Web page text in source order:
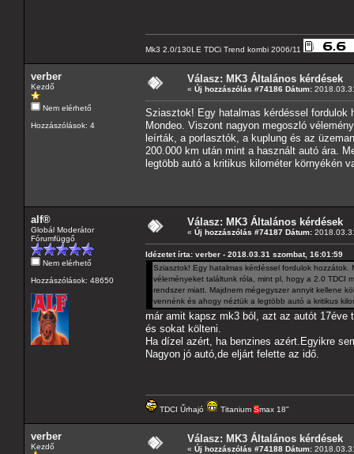
Mk3 2.0/130LE TDCi Trend kombi 2006/11
verber
Kezdő
Nem elérhető
Hozzászólások: 4
Válasz: MK3 Általános kérdések
« Új hozzászólás #74186 Dátum:
Sziasztok! Egy hatalmas kérdéssel fordulok
Mondeo. Viszont nagyon megoszló
leírták, a porlasztók, a kuplung és az
200.000 km után mint a használt autó ára.
legtöbb autó a kritikus kilométer környékén
alf®
Globál Moderátor
Fórumfüggő
Nem elérhető
Hozzászólások: 48650
Válasz: MK3 Általános kérdések
« Új hozzászólás #74187 Dátum:
Idézetet írta: verber - 2018.03.31 szombat, 16:01:59
Sziasztok! Egy hatalmas kérdéssel fordulok
véleményeket találtunk róla, mint pl, hogy a 2.0 TDCI
rendszer miatt. Majdnem mégegyszer annyit kellene
vennénk és ahogy néztük a legtöbb autó a kritikus
már amit kapsz mk3 ból, azt az autót 17éve
és sokat költeni.
Ha dízel azért, ha benzines azért.Egyikre
Nagyon jó autó,de eljárt felette az idő.
TDCI Űrhajó Titanium Smax 18"
verber
Kezdő
Válasz: MK3 Általános kérdések
« Új hozzászólás #74188 Dátum: